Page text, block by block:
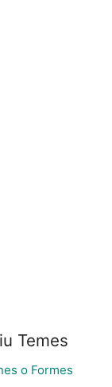
Temes
o Formes